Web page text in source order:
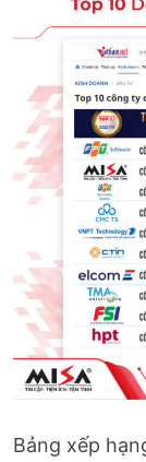
Bảng xếp